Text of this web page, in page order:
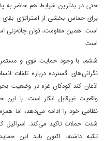
حتی در بدترین شرایط هم حاضر به
برای حماس بخشی از استراتژی
است. همین مقاومت، توان چانه‌زنی
است.
ششم، با وجود حمایت قوی و مستمر
نگرانی‌های گسترده درباره تلفات
اذعان کند کودکان غزه در وضعیت
واقعیت غیرقابل انکار است. با
نظامی خود را ادامه می‌دهد، اما
شدت حملات تاکید می‌کند. اسرائیل
تکیه داشته، اکنون باید این